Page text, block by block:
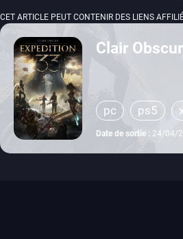
CET ARTICLE PEUT CONTENIR DES LIENS
Clair
pc ps5
Date de sortie : 24/04/